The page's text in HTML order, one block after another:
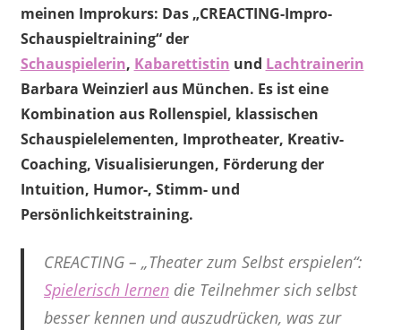
meinen Improkurs: Das „CREACTING-Impro-
Schauspieltraining“ der
Schauspielerin, Kabarettistin und Lachtrainerin
Barbara Weinzierl aus München. Es ist eine
Kombination aus Rollenspiel, klassischen
Schauspielelementen, Improtheater, Kreativ-
Coaching, Visualisierungen, Förderung der
Intuition, Humor-, Stimm- und
Persönlichkeitstraining.
CREACTING – „Theater zum Selbst erspielen“:
Spielerisch lernen die Teilnehmer sich selbst
besser kennen und auszudrücken, was zur